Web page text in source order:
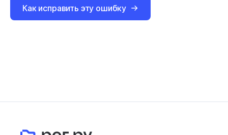
Как исправить эту ошибку